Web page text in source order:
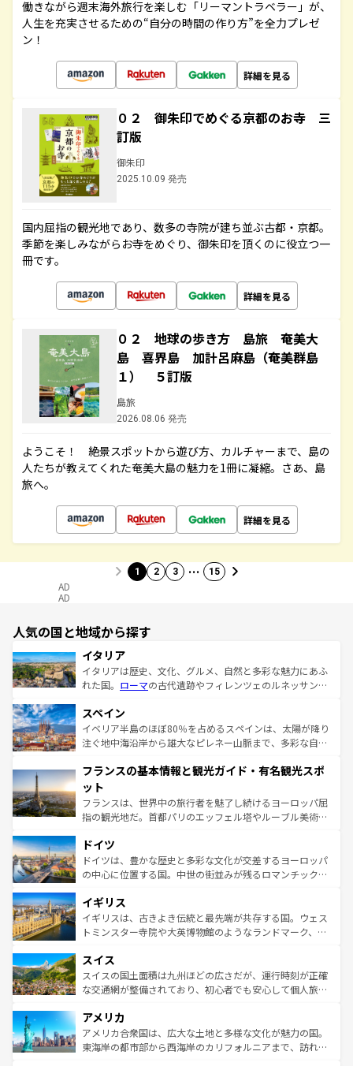
働きながら週末海外旅行を楽しむ「リーマントラベラー」が、
人生を充実させるための“自分の時間の作り方”を全力プレゼ
ン！
詳細を見る
０２ 御朱印でめぐる京都のお寺 三
訂版
御朱印
2025.10.09 発売
国内屈指の観光地であり、数多の寺院が建ち並ぶ古都・京都。
季節を楽しみながらお寺をめぐり、御朱印を頂くのに役立つ一
冊です。
詳細を見る
０２ 地球の歩き方 島旅 奄美大
島 喜界島 加計呂麻島（奄美群島
１） ５訂版
島旅
2026.08.06 発売
ようこそ！ 絶景スポットから遊び方、カルチャーまで、島の
人たちが教えてくれた奄美大島の魅力を1冊に凝縮。さあ、島
旅へ。
詳細を見る
1 2 3 … 15
AD
AD
人気の国と地域から探す
イタリア
イタリアは歴史、文化、グルメ、自然と多彩な魅力にあふ
れた国。 ローマの古代遺跡やフィレンツェのルネッサンス
ろん、トスカーナの美しい田園風景やアマルフィ海岸の絶
景など、自然景観も見逃せない。観光の合間には、本場の
ピザやパスタなど、絶品のイタリア料理を堪能することも
ませてくれるイタリアで、忘れられない旅をしてみよう！
なお、新着のイタリア情報は
しい。
スペイン
イベリア半島のほぼ80％を占めるスペインは、太陽が降り
注ぐ地中海沿岸から雄大なピレネー山脈まで、多彩な自然
文化が根付くこの国では、情熱的なフラメンコ、熱気あふ
れる闘牛、そして美味しいタパスが生活の一部となってい
る。首都マドリードの洗練された雰囲気や、バルセロナの
アートに溢れた街角から、地方では古代ローマ遺跡や中世
せる。地方によって風土や気候が異なるスペインはその個
性で訪れる人を魅了する。 なお、新着のスペイン情報は コ
ンテンツ一覧を参照してほしい。
フランスの基本情報と観光ガイド・有名観光スポ
ット
フランスは、世界中の旅行者を魅了し続けるヨーロッパ屈
指の観光地だ。首都パリのエッフェル塔やルーブル美術館
で、幅広い魅力が詰まっている。華麗な宮殿、歴史的な大
聖堂、美しいビーチ、そして豊かな自然が、訪れる者を心
から魅了する。また、フランスは美食の国としても知ら
いる。シャンパンの発祥地であるランス、プロヴァンスの
香り高いラベンダー畑など、多彩な楽しみ方が可能だ。さ
らに、パリ以外の地域にも魅力が溢れており、どの街角に
れる地方に足を運ぶとそれぞれで全く異なる文化を体験で
きるだろう。 なお、新着のフランス情報はコンテンツ一覧
を参照してほしい。
ドイツ
ドイツは、豊かな歴史と多彩な文化が交差するヨーロッパ
の中心に位置する国。中世の街並みが残るロマンチック街
顔を持つこの国は、どこを歩いても飽きることがない。ベ
ルリンの文化的活気、バイエルン州のアルプスの絶景、そ
してライン川沿いのワイン畑といった風景は必見。ビール
は、お酒好きな人にはぜひ体験してほしい。 なお、新着の
ドイツ情報はコンテンツ一覧を参照してほしい。
イギリス
イギリスは、古きよき伝統と最先端が共存する国。ウェス
トミンスター寺院や大英博物館のようなランドマーク、歴
リアごとに異なる魅力がある。また、優雅なアフタヌーン
ティー、ビール好きにはたまらない英国パブ、サッカー観
戦など、本場だからこそできる体験も豊富。イギリスを旅
ンツ一覧を参照してほしい。
スイス
スイスの国土面積は九州ほどの広さだが、運行時刻が正確
な交通網が整備されており、初心者でも安心して個人旅行
の建物がそのまま残る町や、スイスならではのユニークな
博物館もあり、アルプス観光だけでなく町歩きも満喫する
ことができる。国民の所得が高いため物価も高いが、旅行
アメリカ
アメリカ合衆国は、広大な土地と多様な文化が魅力の国。
東海岸の都市部から西海岸のカリフォルニアまで、訪れる